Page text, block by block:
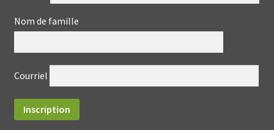
Nom de famille
Courriel